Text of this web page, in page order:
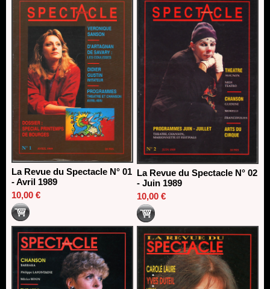
La Revue du Spectacle N° 01
- Avril 1989
10,00 €
La Revue du Spectacle N° 02
- Juin 1989
10,00 €